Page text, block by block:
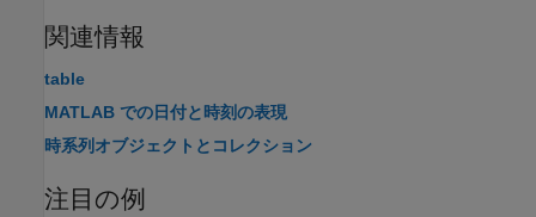
関連情報
table
MATLAB での日付と時刻の表現
時系列オブジェクトとコレクション
注目の例